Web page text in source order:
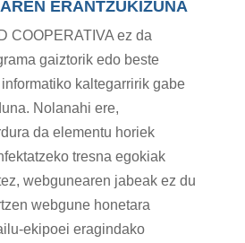
ERANTZUKIZUNA
COOPERATIVA ez da
gaiztorik edo beste
kaltegarririk gabe
Nolanahi ere,
da elementu horiek
tresna egokiak
webgunearen jabeak ez du
webgune honetara
ekipoei eragindako